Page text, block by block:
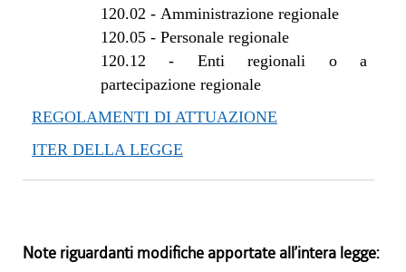
120.02 - Amministrazione regionale
120.05- Personale regionale
120.12 - Enti regionali o a
partecipazione regionale
REGOLAMENTI DI ATTUAZIONE
ITER DELLA LEGGE
Note riguardanti modifiche apportate all’intera legge: